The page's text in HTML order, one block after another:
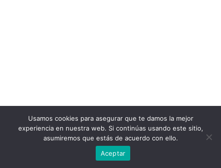
Usamos cookies para asegurar que te damos la mejor
experiencia en nuestra web. Si continúas usando este sitio,
asumiremos que estás de acuerdo con ello.
Aceptar